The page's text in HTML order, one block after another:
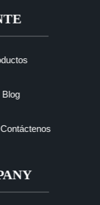
Blog
Contáctenos